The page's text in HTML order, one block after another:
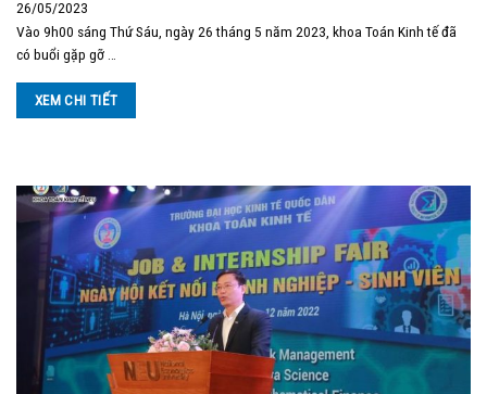
26/05/2023
Vào 9h00 sáng Thứ Sáu, ngày 26 tháng 5 năm 2023, khoa Toán Kinh tế đã
có buổi gặp gỡ …
XEM CHI TIẾT